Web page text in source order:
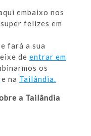
embaixo nos
felizes em
fará a sua
de entrar em
os
e na Tailândia.
a Tailândia